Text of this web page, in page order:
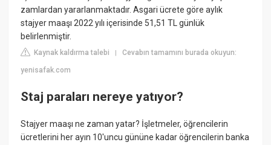
zamlardan yararlanmaktadır. Asgari ücrete göre aylık
stajyer maaşı 2022 yılı içerisinde 51,51 TL günlük
belirlenmiştir.
Kaynak kaldırma talebi |Cevabın tamamını burada okuyun:
yenisafak.com
Staj paraları nereye yatıyor?
Stajyer maaşı ne zaman yatar? İşletmeler, öğrencilerin
ücretlerini her ayın 10'uncu gününe kadar öğrencilerin banka